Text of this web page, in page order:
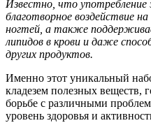
Известно, что употребление
благотворное воздействие
ногтей, а также
липидов в крови и даже
других продуктов.
Именно этот уникальный
кладезем полезных веществ,
борьбе с различными
уровень здоровья и